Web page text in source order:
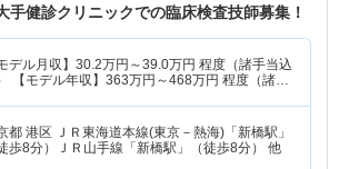
手健診クリニックでの臨床検査技師募集！
デル月収】 30.2万円～39.0万円 程度（諸手当込
【モデル年収】 363万円～468万円 程度（諸手
都 港区 ＪＲ東海道本線(東京－熱海)「新橋駅」
徒歩8分）ＪＲ山手線「新橋駅」（徒歩8分） 他